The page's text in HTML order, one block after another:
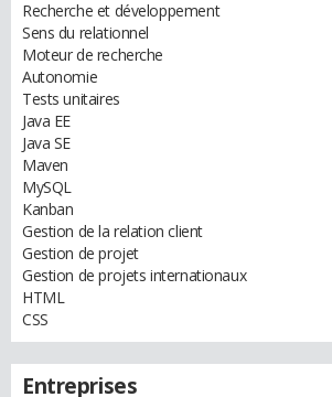
Recherche et développement
Sens du relationnel
Moteur de recherche
Autonomie
Tests unitaires
Java EE
Java SE
Maven
MySQL
Kanban
Gestion de la relation client
Gestion de projet
Gestion de projets internationaux
HTML
CSS
Entreprises